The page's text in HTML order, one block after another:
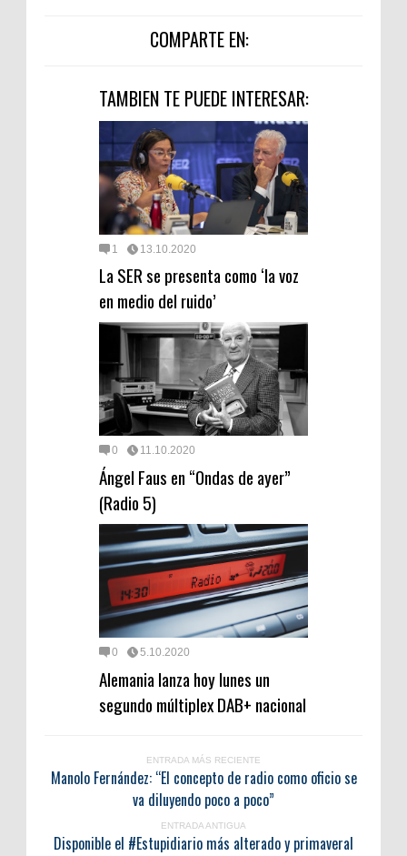
COMPARTE EN:
TAMBIEN TE PUEDE INTERESAR:
1 13.10.2020
La SER se presenta como ‘la voz
en medio del ruido’
0 11.10.2020
Ángel Faus en “Ondas de ayer”
(Radio 5)
0 5.10.2020
Alemania lanza hoy lunes un
segundo múltiplex DAB+ nacional
ENTRADA MÁS RECIENTE
Manolo Fernández: “El concepto de radio como oficio se
va diluyendo poco a poco”
ENTRADA ANTIGUA
Disponible el #Estupidiario más alterado y primaveral